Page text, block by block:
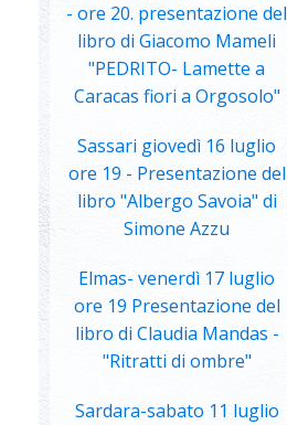
- ore 20. presentazione del
libro di Giacomo Mameli
"PEDRITO- Lamette a
Caracas fiori a Orgosolo"
Sassari giovedì 16 luglio
ore 19 - Presentazione del
libro "Albergo Savoia" di
Simone Azzu
Elmas- venerdì 17 luglio
ore 19 Presentazione del
libro di Claudia Mandas -
"Ritratti di ombre"
Sardara-sabato 11 luglio